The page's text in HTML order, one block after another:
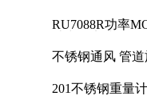
RU7088R功率
不锈钢通风 管道
201不锈钢重量